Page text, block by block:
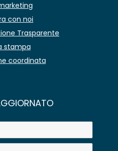
con noi
Trasparente
stampa
coordinata